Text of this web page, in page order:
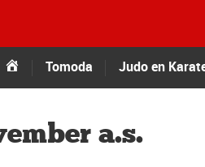
TomodaTomoda Judo en
a.s.